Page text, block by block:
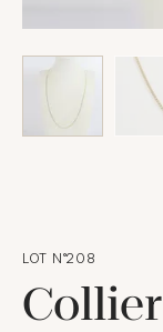
LOT N°208
Collier